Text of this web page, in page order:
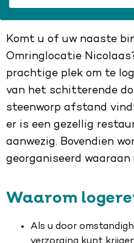
Komt u of uw naaste
Omringlocatie
prachtige plek om te
van het schitterende
steenworp afstand
er is een gezellig
aanwezig. Bovendien
georganiseerd waaraan
Waarom
Als u door